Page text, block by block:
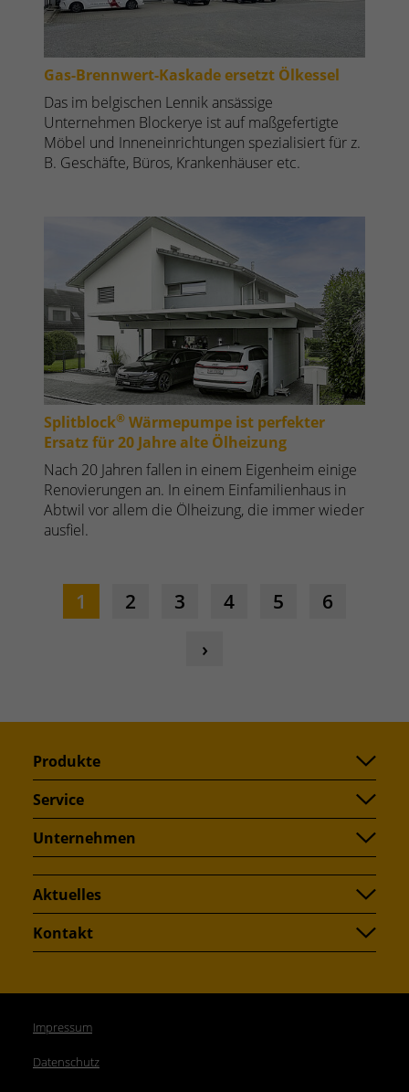
Gas-Brennwert-Kaskade ersetzt Ölkessel
Das im belgischen Lennik ansässige
Unternehmen Blockerye ist auf maßgefertigte
Möbel und Inneneinrichtungen spezialisiert für z.
B. Geschäfte, Büros, Krankenhäuser etc.
Splitblock® Wärmepumpe ist perfekter
Ersatz für 20 Jahre alte Ölheizung
Nach 20 Jahren fallen in einem Eigenheim einige
Renovierungen an. In einem Einfamilienhaus in
Abtwil vor allem die Ölheizung, die immer wieder
ausfiel.
1 2 3 4 5
6
›
Produkte
Service
Unternehmen
Aktuelles
Kontakt
Impressum
Datenschutz